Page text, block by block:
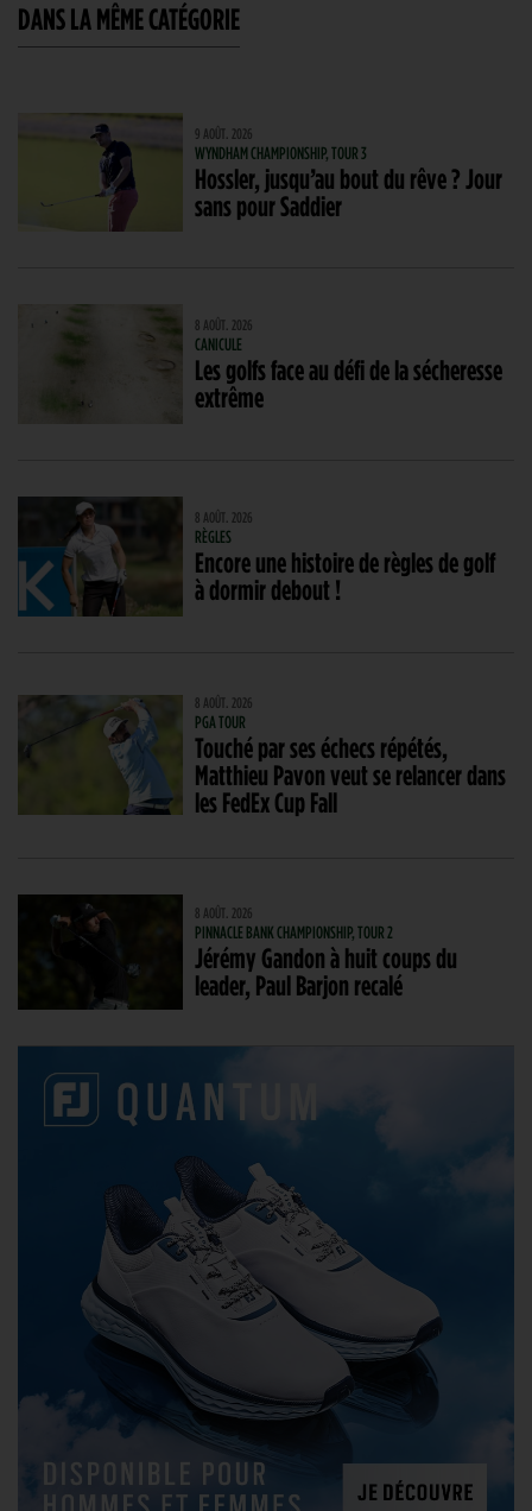
DANS LA MÊME CATÉGORIE
9 AOÛT. 2026
WYNDHAM CHAMPIONSHIP, TOUR 3
Hossler, jusqu’au bout du rêve ? Jour
sans pour Saddier
8 AOÛT. 2026
CANICULE
Les golfs face au défi de la sécheresse
extrême
8 AOÛT. 2026
RÈGLES
Encore une histoire de règles de golf
à dormir debout !
8 AOÛT. 2026
PGA TOUR
Touché par ses échecs répétés,
Matthieu Pavon veut se relancer dans
les FedEx Cup Fall
8 AOÛT. 2026
PINNACLE BANK CHAMPIONSHIP, TOUR 2
Jérémy Gandon à huit coups du
leader, Paul Barjon recalé